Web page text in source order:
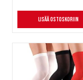
Lisää ostoskoriin